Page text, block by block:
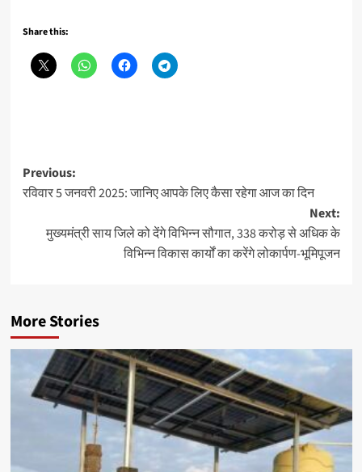
Share this:
Post
navigation
Previous:
रविवार 5 जनवरी 2025: जानिए आपके लिए कैसा रहेगा आज का दिन
Next:
मुख्यमंत्री साय जिले को देंगे विभिन्न सौगात, 338 करोड़ से अधिक के
विभिन्न विकास कार्यों का करेंगे लोकार्पण-भूमिपूजन
More Stories